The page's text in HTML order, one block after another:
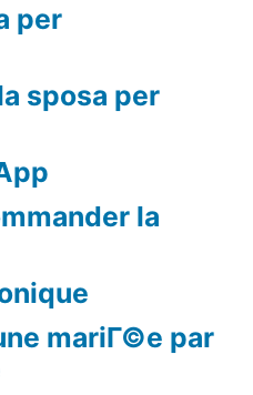
per
sposa per
la
mariГ©e par